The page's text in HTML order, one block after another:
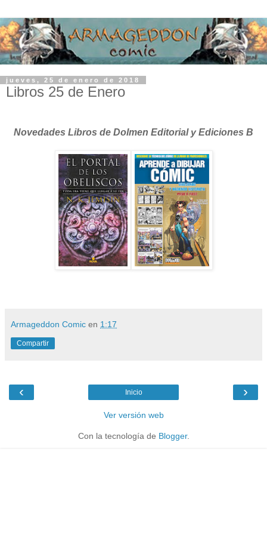
jueves, 25 de enero de 2018
Libros 25 de Enero
Novedades Libros de Dolmen Editorial y Ediciones B
Armageddon Comic en 1:17
Compartir
‹ ›
Inicio
Ver versión web
Con la tecnología de Blogger.